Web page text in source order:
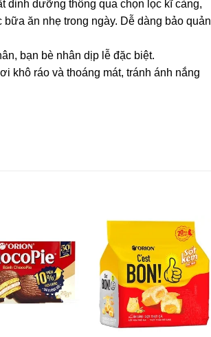
dinh dưỡng thông qua chọn lọc kĩ càng,
ăn nhẹ trong ngày. Dễ dàng bảo quản
bạn bè nhân dịp lễ đặc biệt.
khô ráo và thoáng mát, tránh ánh nắng